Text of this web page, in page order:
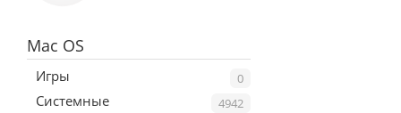
Mac OS
0
Игры
4942
Системные